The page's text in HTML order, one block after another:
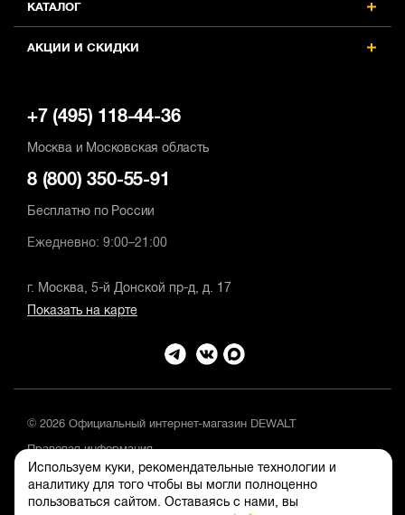
Используем куки, рекомендательные технологии и
аналитику для того чтобы вы могли полноценно
пользоваться сайтом. Оставаясь с нами, вы
КАТАЛОГ
АКЦИИ И СКИДКИ
+7 (495) 118-44-36
Москва и Московская область
8 (800) 350-55-91
Бесплатно по России
Ежедневно: 9:00–21:00
г. Москва, 5-й Донской пр-д, д. 17
Показать на карте
© 2026 Официальный интернет-магазин DEWALT
Правовая информация
Положение об обработке и защите персональных данных